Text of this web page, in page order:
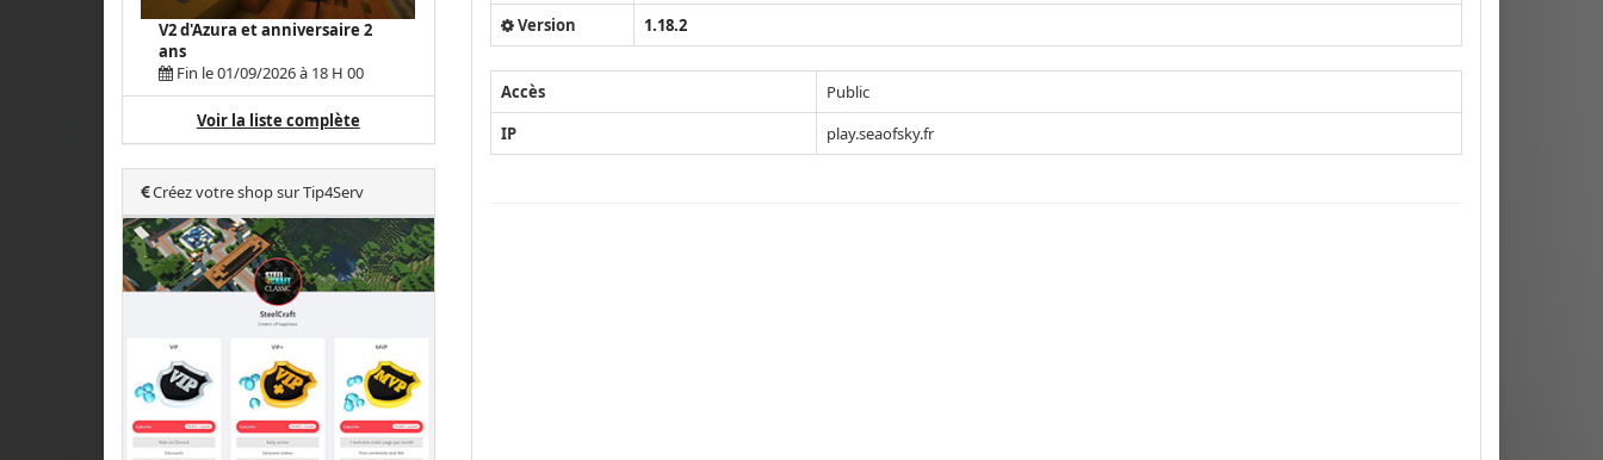
V2 d'Azura et anniversaire 2
ans
Fin le 01/09/2026 à 18 H 00
Voir la liste complète
Créez votre shop sur Tip4Serv
Version
1.18.2
Accès
Public
IP
play.seaofsky.fr